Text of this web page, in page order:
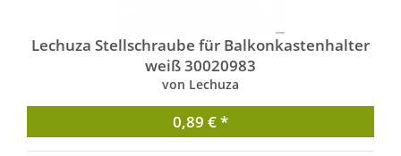
Lechuza Stellschraube für Balkonkastenhalter
weiß 30020983
von Lechuza
0,89 € *